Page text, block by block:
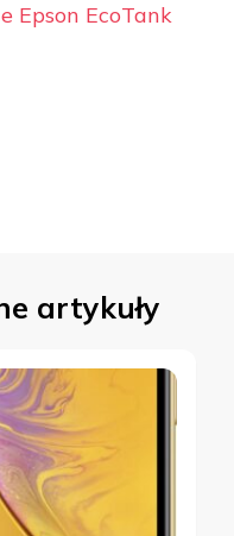
Epson EcoTank
artykuły